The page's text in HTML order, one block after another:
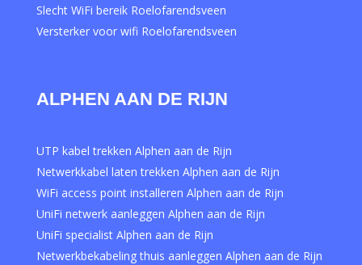
Slecht WiFi bereik Roelofarendsveen
Versterker voor wifi Roelofarendsveen
ALPHEN AAN DE RIJN
UTP kabel trekken Alphen aan de Rijn
Netwerkkabel laten trekken Alphen aan de Rijn
WiFi access point installeren Alphen aan de Rijn
UniFi netwerk aanleggen Alphen aan de Rijn
UniFi specialist Alphen aan de Rijn
Netwerkbekabeling thuis aanleggen Alphen aan de Rijn